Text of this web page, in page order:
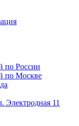
по России
по Москве
Электродная 11